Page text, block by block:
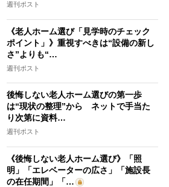
週刊ポスト
《老人ホーム選び「見学時のチェック
ポイント」》重視すべきは“設備の新し
さ”よりも“…
週刊ポスト
後悔しない老人ホーム選びの第一歩
は“現状の整理”から ネットで手当た
り次第に資料…
週刊ポスト
《後悔しない老人ホーム選び》「照
明」「エレベーターの広さ」「施設長
の在任期間」「…